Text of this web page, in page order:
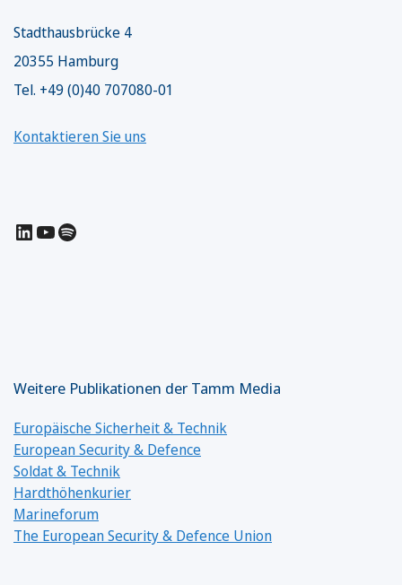
Stadthausbrücke 4
20355 Hamburg
Tel. +49 (0)40 707080-01
Kontaktieren Sie uns
LinkedIn
YouTube
Spotify
Weitere Publikationen der Tamm Media
Europäische Sicherheit & Technik
European Security & Defence
Soldat & Technik
Hardthöhenkurier
Marineforum
The European Security & Defence Union